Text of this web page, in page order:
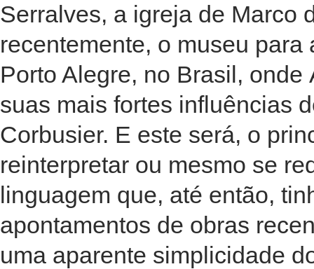
Serralves, a igreja de Marco
recentemente, o museu
Porto Alegre, no Brasil,
suas mais fortes influências
Corbusier. E este será, o
reinterpretar ou mesmo se
linguagem que, até então,
apontamentos de obras
uma aparente simplicidade